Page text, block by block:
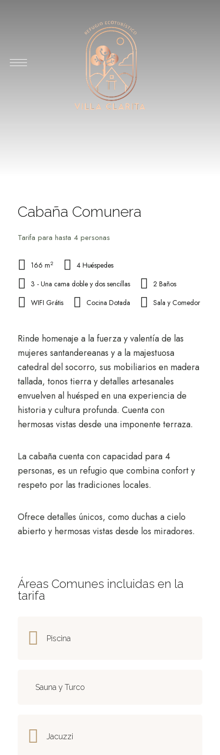
Cabaña Comunera
Tarifa para hasta 4 personas
166 m2
4 Huéspedes
3 - Una cama doble y dos sencillas
2 Baños
WIFI Grátis
Cocina Dotada Sala y Comedor
Rinde homenaje a la fuerza y valentía de las
mujeres santandereanas y a la majestuosa
catedral del socorro, sus mobiliarios en madera
tallada, tonos tierra y detalles artesanales
envuelven al huésped en una experiencia de
historia y cultura profunda. Cuenta con
hermosas vistas desde una imponente terraza.
La cabaña cuenta con capacidad para 4
personas, es un refugio que combina confort y
respeto por las tradiciones locales.
Ofrece detalles únicos, como duchas a cielo
abierto y hermosas vistas desde los miradores.
Áreas Comunes incluidas en la
tarifa
Piscina
Sauna y Turco
Jacuzzi